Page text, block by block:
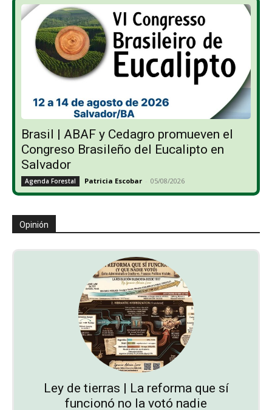
Brasil | ABAF y Cedagro promueven el
Congreso Brasileño del Eucalipto en
Salvador
Agenda Forestal Patricia Escobar - 05/08/2026
Opinión
Ley de tierras | La reforma que sí
funcionó no la votó nadie